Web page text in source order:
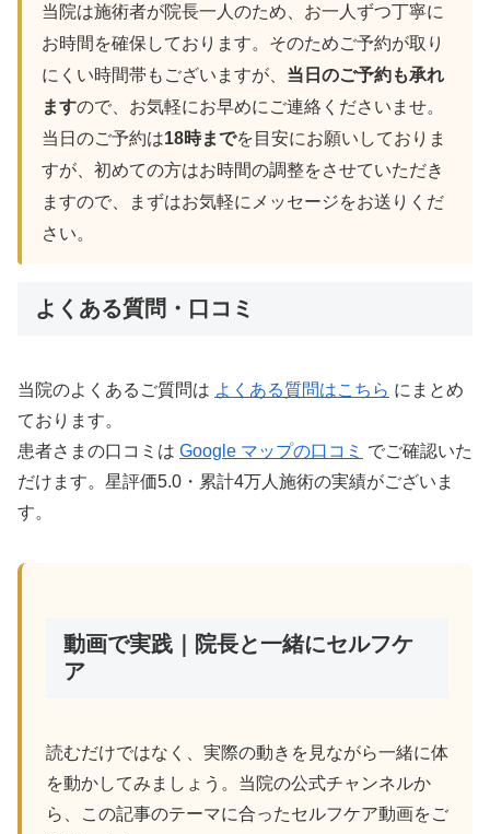
当院は施術者が院長一人のため、お一人ずつ丁寧に
お時間を確保しております。そのためご予約が取り
にくい時間帯もございますが、 当日のご予約も承れ
ますので、お気軽にお早めにご連絡くださいませ。
当日のご予約は18時までを目安にお願いしておりま
すが、初めての方はお時間の調整をさせていただき
ますので、まずはお気軽にメッセージをお送りくだ
さい。
よくある質問・口コミ
当院のよくあるご質問は よくある質問はこちら にまとめ
ております。
患者さまの口コミは Google マップの口コミ でご確認いた
だけます。星評価5.0・累計4万人施術の実績がございま
す。
動画で実践｜院長と一緒にセルフケ
ア
読むだけではなく、実際の動きを見ながら一緒に体
を動かしてみましょう。当院の公式チャンネルか
ら、この記事のテーマに合ったセルフケア動画をご